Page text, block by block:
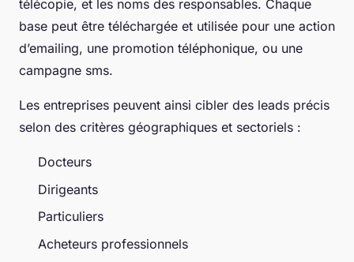
télécopie, et les noms des responsables. Chaque
base peut être téléchargée et utilisée pour une action
d’emailing, une promotion téléphonique, ou une
campagne sms.
Les entreprises peuvent ainsi cibler des leads précis
selon des critères géographiques et sectoriels :
Docteurs
Dirigeants
Particuliers
Acheteurs professionnels